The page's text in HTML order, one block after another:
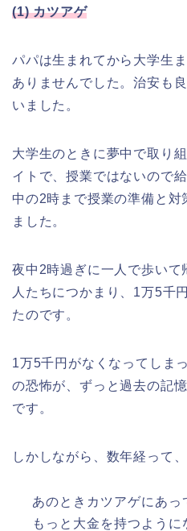
(1) カツアゲ
パパは生まれてから大学生
ありませんでした。治安も
いました。
大学生のときに夢中で取り
イトで、授業ではないので
中の2時まで授業の準備と
ました。
夜中2時過ぎに一人で歩いて
人たちにつかまり、1万5千
たのです。
1万5千円がなくなってしま
の恐怖が、ずっと過去の記
です。
しかしながら、数年経って、
あのときカツアゲにあっ
もっと大金を持つよう